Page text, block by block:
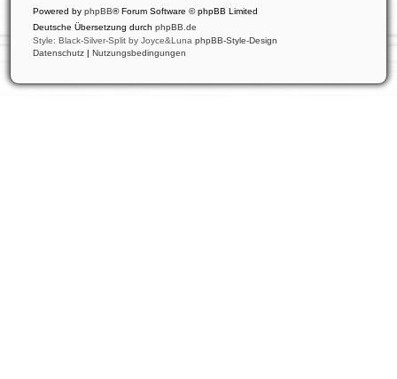
Powered by phpBB® Forum Software © phpBB Limited
Deutsche Übersetzung durch phpBB.de
Style: Black-Silver-Split by Joyce&Luna phpBB-Style-Design
Datenschutz | Nutzungsbedingungen